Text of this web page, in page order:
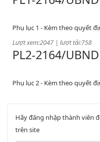
Lượt xem:2047 | lượt tải:758
PL2-2164/UBND
Lượt xem:2000 | lượt tải:1060
Phụ lục 3 - Kèm theo quyết
Hãy đăng nhập thành viên
trên site